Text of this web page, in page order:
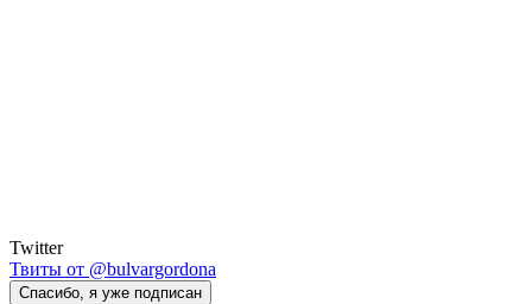
Twitter
Твиты от @bulvargordona
Спасибо, я уже подписан